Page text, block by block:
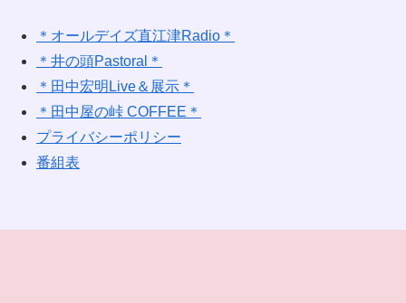
＊オールデイズ直江津Radio＊
＊井の頭Pastoral＊
＊田中宏明Live＆展示＊
＊田中屋の峠 COFFEE＊
プライバシーポリシー
番組表